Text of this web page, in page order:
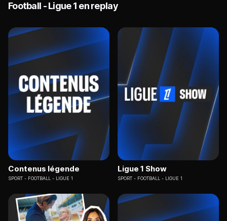
Football - Ligue 1 en replay
Contenus légende
SPORT FOOTBALL - LIGUE 1
Ligue 1 Show
SPORT FOOTBALL - LIGUE 1